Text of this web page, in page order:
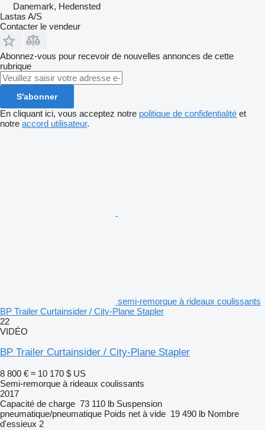
Danemark, Hedensted
Lastas A/S
Contacter le vendeur
Abonnez-vous pour recevoir de nouvelles annonces de cette
rubrique
S'abonner
En cliquant ici, vous acceptez notre politique de confidentialité et
notre accord utilisateur.
semi-remorque à rideaux coulissants
BP Trailer Curtainsider / City-Plane Stapler
22
VIDÉO
BP Trailer Curtainsider / City-Plane Stapler
8 800 € ≈ 10 170 $ US
Semi-remorque à rideaux coulissants
2017
Capacité de charge 73 110 lb Suspension
pneumatique/pneumatique Poids net à vide 19 490 lb Nombre
d'essieux 2